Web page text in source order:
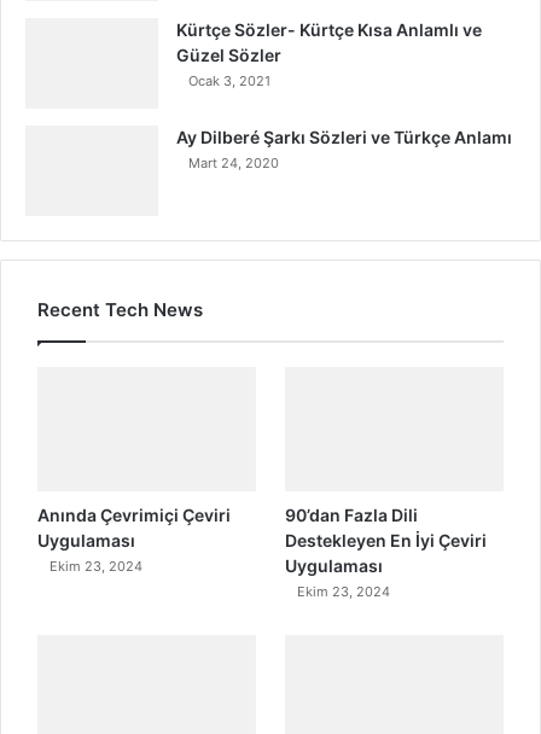
Kürtçe Sözler- Kürtçe Kısa Anlamlı ve
Güzel Sözler
Ocak 3, 2021
Ay Dilberé Şarkı Sözleri ve Türkçe Anlamı
Mart 24, 2020
Recent Tech News
Anında Çevrimiçi Çeviri
Uygulaması
Ekim 23, 2024
90’dan Fazla Dili
Destekleyen En İyi Çeviri
Uygulaması
Ekim 23, 2024